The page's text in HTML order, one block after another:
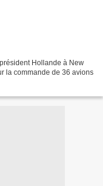
Hollande à New
la commande de 36 avions